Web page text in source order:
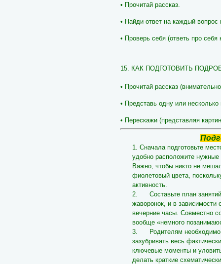
• Прочитай рассказ.
• Найди ответ на каждый
• Проверь себя (ответь про
15. КАК ПОДГОТОВИТЬ
• Прочитай рассказ
• Представь одну или
• Перескажи (представляя
1. Сначала подготовьте
удобно расположите нужные
Важно, чтобы никто не
фиолетовый цвета,
активность.
2. Составьте план
жаворонок, и в зависимости
вечерние часы. Совместно
вообще «немного
3. Родителям необходимо
зазубривать весь
ключевые моменты и
делать краткие